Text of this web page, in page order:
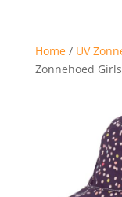
Home/ UV
Zonnehoed